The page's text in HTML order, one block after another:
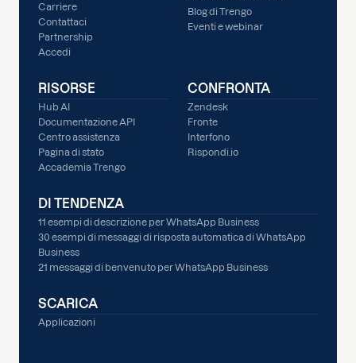
Carriere
Contattaci
Partnership
Accedi
Blog di Trengo
Eventi e webinar
RISORSE
Hub AI
Documentazione API
Centro assistenza
Pagina di stato
Accademia Trengo
CONFRONTA
Zendesk
Fronte
Interfono
Rispondi.io
DI TENDENZA
11 esempi di descrizione per WhatsApp Business
30 esempi di messaggi di risposta automatica di WhatsApp
Business
21 messaggi di benvenuto per WhatsApp Business
SCARICA
Applicazioni